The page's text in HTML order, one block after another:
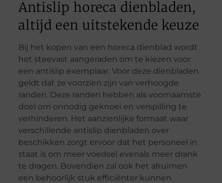
Antislip horeca dienbladen,
altijd een uitstekende keuze
Bij het kopen van een horeca dienblad wordt
het steevast aangeraden om te kiezen voor
een antislip exemplaar. Voor deze dienbladen
geldt dat ze voorzien zijn van verhoogde
randen. Deze randen hebben als voornaamste
doel om onnodig geknoei en verspilling te
verhinderen. Het aanzienlijke formaat waar
verschillende antislip dienbladen over
beschikken zorgt ervoor dat het personeel in
staat is om meer voedsel evenals meer drank
te dragen. Bovendien zal ook het afruimen
een behoorlijk stuk efficiënter kunnen